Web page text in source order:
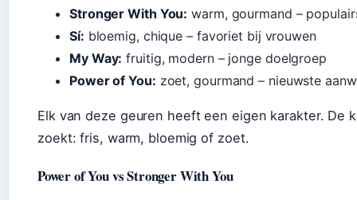
Stronger With You: warm, gourmand –
Sí: bloemig, chique – favoriet bij vrouwen
My Way: fruitig, modern – jonge doelgroep
Power of You: zoet, gourmand – nieuwste
Elk van deze geuren heeft een eigen karakter. De
zoekt: fris, warm, bloemig of zoet.
Power of You vs Stronger With You